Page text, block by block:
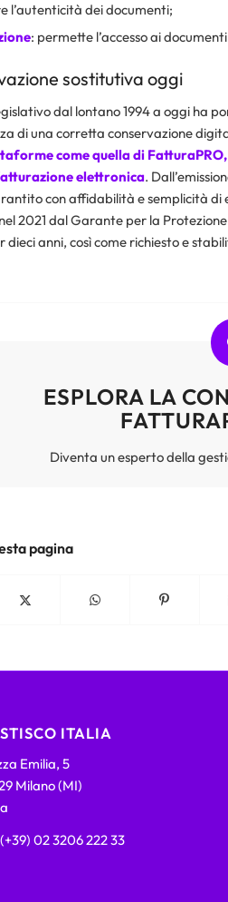
l’autenticità dei documenti;
: permette l’accesso ai
sostitutiva oggi
dal lontano 1994 a oggi ha
di una corretta conservazione
come quella di FatturaPRO
elettronica.
con affidabilità e semplicità di
2021 dal Garante per la
dieci anni, così come richiesto e
ESPLORA LA
Diventa un esperto della
pagina
ITALIA
Emilia, 5
Milano (MI)
02 3206 222 33